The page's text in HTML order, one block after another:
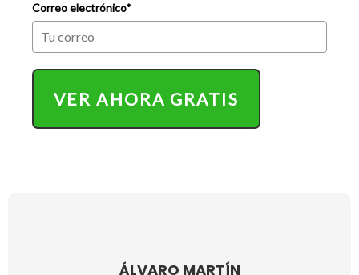
Correo electrónico*
VER AHORA GRATIS
ÁLVARO MARTÍN